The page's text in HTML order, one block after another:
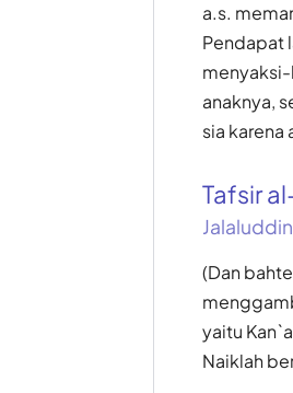
a.s.
Pendapat
menyaksi-
anaknya,
sia karena
Tafsir
(Dan
yaitu
Naiklah